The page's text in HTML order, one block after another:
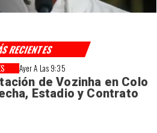
Ayer A Las 9:35
de Vozinha en Colo
Estadio y Contrato
RECIENTES